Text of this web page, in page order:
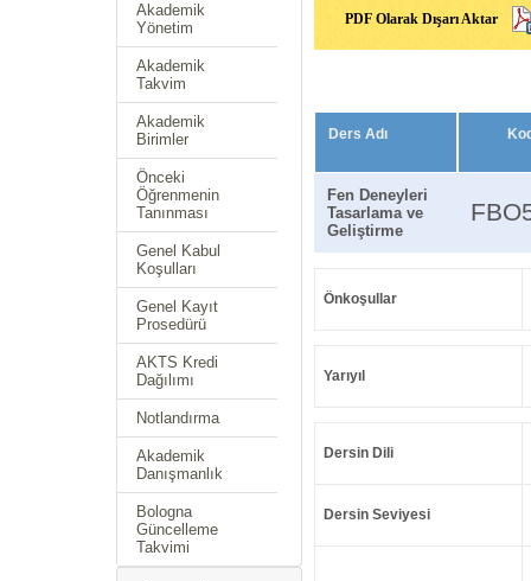
Akademik
Yönetim
Akademik
Takvim
Akademik
Birimler
Önceki
Öğrenmenin
Tanınması
Genel Kabul
Koşulları
Genel Kayıt
Prosedürü
AKTS Kredi
Dağılımı
Notlandırma
Akademik
Danışmanlık
Bologna
Güncelleme
Takvimi
PDF Olarak Dışarı Aktar
Ders Adı
Fen Deneyleri
Tasarlama ve
Geliştirme
Önkoşullar
Yarıyıl
Dersin Dili
Dersin Seviyesi